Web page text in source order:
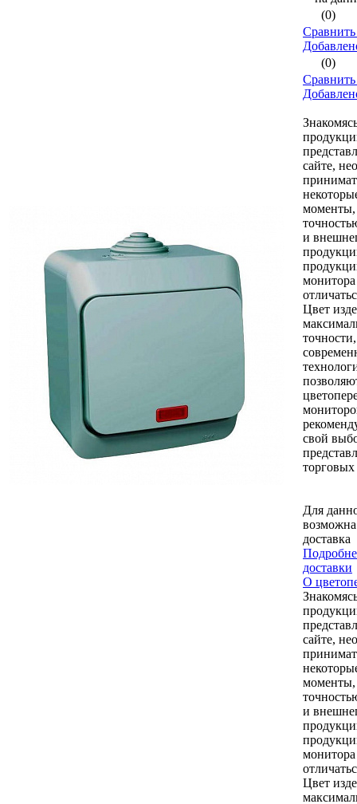
(0)
Сравнить
(0)
Сравнить
сайте,
моменты,
и
Цвет
свой
торговых
Для
возможна
доставка
доставки
О
сайте,
моменты,
и
Цвет